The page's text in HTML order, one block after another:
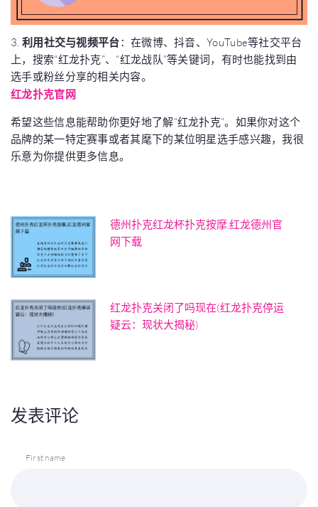
3. 利用社交与视频平台：在微博、抖音、YouTube等社交平台
上，搜索“红龙扑克”、“红龙战队”等关键词，有时也能找到由
选手或粉丝分享的相关内容。
红龙扑克官网
希望这些信息能帮助你更好地了解“红龙扑克”。如果你对这个
品牌的某一特定赛事或者其麾下的某位明星选手感兴趣，我很
乐意为你提供更多信息。
德州扑克红龙杯扑克按摩,红龙德州官
网下载
红龙扑克关闭了吗现在(红龙扑克停运
疑云：现状大揭秘)
发表评论
First name